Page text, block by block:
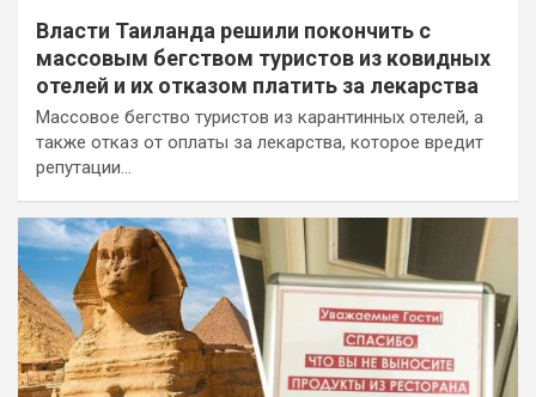
Власти Таиланда решили покончить с
массовым бегством туристов из ковидных
отелей и их отказом платить за лекарства
Массовое бегство туристов из карантинных отелей, а
также отказ от оплаты за лекарства, которое вредит
репутации…